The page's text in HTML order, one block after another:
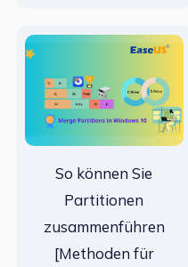
So können Sie
Partitionen
zusammenführen
[Methoden für